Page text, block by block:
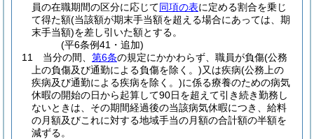
員の在職期間の区分に応じて同項の表に定める割合を乗じ
て得た額(当該額が期末手当額を超える場合にあっては、期
末手当額)を差し引いた額とする。
(平6条例41・追加)
11
当分の間、 第6条の規定にかかわらず、職員が負傷(公務
上の負傷及び通勤による負傷を除く。)又は疾病(公務上の
疾病及び通勤による疾病を除く。)に係る療養のための病気
休暇の開始の日から起算して90日を超えて引き続き勤務し
ないときは、その期間経過後の当該病気休暇につき、給料
の月額及びこれに対する地域手当の月額の合計額の半額を
減ずる。